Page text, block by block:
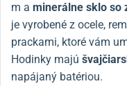
m a minerálne sklo so
je vyrobené z ocele,
prackami, ktoré vám
Hodinky majú
napájaný batériou.